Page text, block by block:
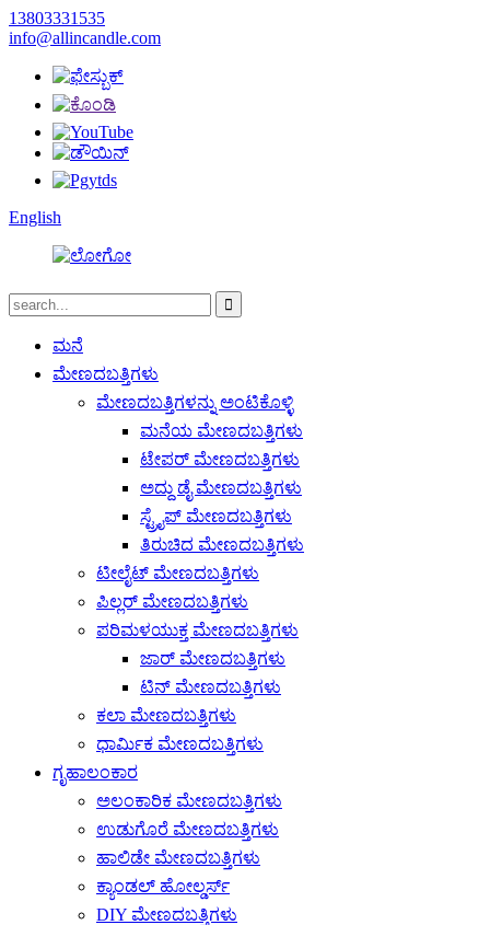
13803331535
info@allincandle.com
English
ಮನೆ
ಮೇಣದಬತ್ತಿಗಳು
ಮೇಣದಬತ್ತಿಗಳನ್ನು ಅಂಟಿಕೊಳ್ಳಿ
ಮನೆಯ ಮೇಣದಬತ್ತಿಗಳು
ಟೇಪರ್ ಮೇಣದಬತ್ತಿಗಳು
ಅದ್ದು ಡೈ ಮೇಣದಬತ್ತಿಗಳು
ಸ್ಟ್ರೈಪ್ ಮೇಣದಬತ್ತಿಗಳು
ತಿರುಚಿದ ಮೇಣದಬತ್ತಿಗಳು
ಟೀಲೈಟ್ ಮೇಣದಬತ್ತಿಗಳು
ಪಿಲ್ಲರ್ ಮೇಣದಬತ್ತಿಗಳು
ಪರಿಮಳಯುಕ್ತ ಮೇಣದಬತ್ತಿಗಳು
ಜಾರ್ ಮೇಣದಬತ್ತಿಗಳು
ಟಿನ್ ಮೇಣದಬತ್ತಿಗಳು
ಕಲಾ ಮೇಣದಬತ್ತಿಗಳು
ಧಾರ್ಮಿಕ ಮೇಣದಬತ್ತಿಗಳು
ಗೃಹಾಲಂಕಾರ
ಅಲಂಕಾರಿಕ ಮೇಣದಬತ್ತಿಗಳು
ಉಡುಗೊರೆ ಮೇಣದಬತ್ತಿಗಳು
ಹಾಲಿಡೇ ಮೇಣದಬತ್ತಿಗಳು
ಕ್ಯಾಂಡಲ್ ಹೋಲ್ಡರ್ಸ್
DIY ಮೇಣದಬತ್ತಿಗಳು